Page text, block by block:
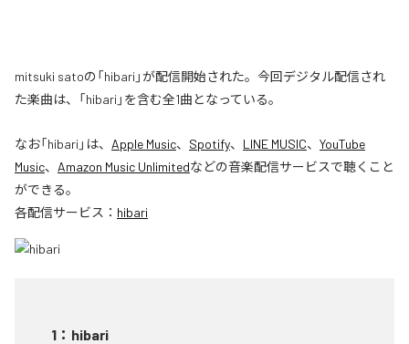
mitsuki satoの「hibari」が配信開始された。今回デジタル配信され
た楽曲は、「hibari」を含む全1曲となっている。
なお「hibari 」は、 Apple Music、 Spotify、 LINE MUSIC、 YouTube
Music、 Amazon Music Unlimitedなどの音楽配信サービスで聴くこと
ができる。
各配信サービス： hibari
1 ： hibari